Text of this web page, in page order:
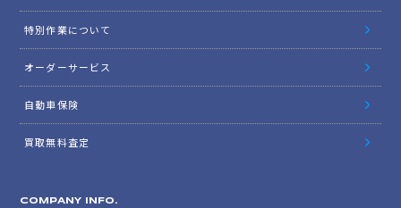
特別作業について
オーダーサービス
自動車保険
買取無料査定
COMPANY INFO.